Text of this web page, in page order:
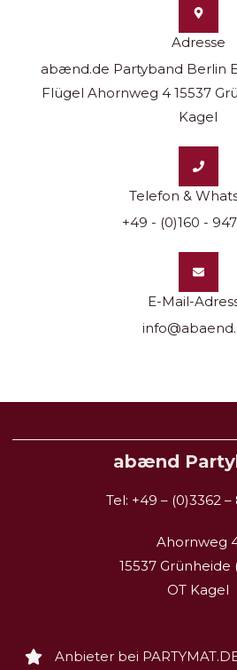
Adresse
abænd.de Partyband Berlin
Flügel Ahornweg 4 15537
Kagel
Telefon &
+49 - (0)160 -
E-Mail-
abænd
Tel: +49 – (0)3362 –
Ahornweg
15537 Grünheide
OT Kagel
Anbieter bei